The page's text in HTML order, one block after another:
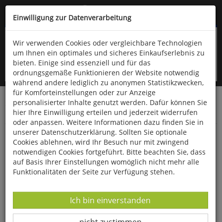
Kompletten Head der Seite überspringen
oder (06766) 9323-960
Startseite Bücher
Biologie allgemein
Ökologie & Naturschutz
Ökobilanz
Einwilligung zur Datenverarbeitung
Wir verwenden Cookies oder vergleichbare Technologien
um Ihnen ein optimales und sicheres Einkaufserlebnis zu
bieten. Einige sind essenziell und für das
ordnungsgemäße Funktionieren der Website notwendig
während andere lediglich zu anonymen Statistikzwecken,
für Komforteinstellungen oder zur Anzeige
personalisierter Inhalte genutzt werden. Dafür können Sie
hier Ihre Einwilligung erteilen und jederzeit widerrufen
oder anpassen. Weitere Informationen dazu finden Sie in
unserer Datenschutzerklärung. Sollten Sie optionale
Cookies ablehnen, wird Ihr Besuch nur mit zwingend
notwendigen Cookies fortgeführt. Bitte beachten Sie, dass
auf Basis Ihrer Einstellungen womöglich nicht mehr alle
Funktionalitäten der Seite zur Verfügung stehen.
Datenverarbeitung -
Ich bin einverstanden